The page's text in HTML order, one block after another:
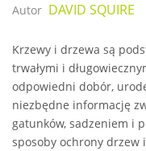
Autor DAVID SQUIRE
Krzewy i drzewa są
trwałymi i
odpowiedni dobór,
niezbędne informację
gatunków, sadzeniem i
sposoby ochrony drzew